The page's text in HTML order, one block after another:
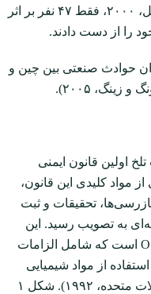
کشته و ۱۴۲۱ جراحت رخ داده. در مقابل، ۲۰۰۰، فقط ۴۷ نفر بر اثر
را از دست دادند.
حوادث صنعتی بین چین و
۲۰۰۵).
اولین قانون ایمنی
از مواد کلیدی این قانون،
تحقیقات و ثبت
به تصویب رسید. این
استاندارد شبیه استاندارد PSM در OSHA است که شامل الزامات
از مواد شیمیایی
بسیار خطرناک می‌شود (وزارت کار ایالات متحده، ۱۹۹۲). شکل ۱